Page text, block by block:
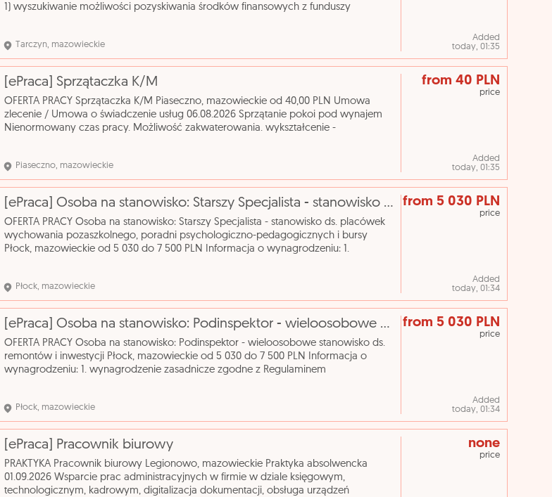
1) wyszukiwanie możliwości pozyskiwania środków finansowych z funduszy
Added
today, 01:35
Tarczyn, mazowieckie
[ePraca] Sprzątaczka K/M
OFERTA PRACY Sprzątaczka K/M Piaseczno, mazowieckie od 40,00 PLN Umowa
zlecenie / Umowa o świadczenie usług 06.08.2026 Sprzątanie pokoi pod wynajem
Nienormowany czas pracy. Możliwość zakwaterowania. wykształcenie -
from 40 PLN
price
Added
today, 01:35
Piaseczno, mazowieckie
[ePraca] Osoba na stanowisko: Starszy Specjalista - stanowisko ds. placówek wychowania pozaszkolnego
OFERTA PRACY Osoba na stanowisko: Starszy Specjalista - stanowisko ds. placówek
wychowania pozaszkolnego, poradni psychologiczno-pedagogicznych i bursy
Płock, mazowieckie od 5 030 do 7 500 PLN Informacja o wynagrodzeniu: 1.
from 5 030 PLN
price
Added
today, 01:34
Płock, mazowieckie
[ePraca] Osoba na stanowisko: Podinspektor - wieloosobowe stanowisko ds. remontów i inwestycji
OFERTA PRACY Osoba na stanowisko: Podinspektor - wieloosobowe stanowisko ds.
remontów i inwestycji Płock, mazowieckie od 5 030 do 7 500 PLN Informacja o
wynagrodzeniu: 1. wynagrodzenie zasadnicze zgodne z Regulaminem
from 5 030 PLN
price
Added
today, 01:34
Płock, mazowieckie
[ePraca] Pracownik biurowy
PRAKTYKA Pracownik biurowy Legionowo, mazowieckie Praktyka absolwencka
01.09.2026 Wsparcie prac administracyjnych w firmie w dziale księgowym,
technologicznym, kadrowym, digitalizacja dokumentacji, obsługa urządzeń
none
price